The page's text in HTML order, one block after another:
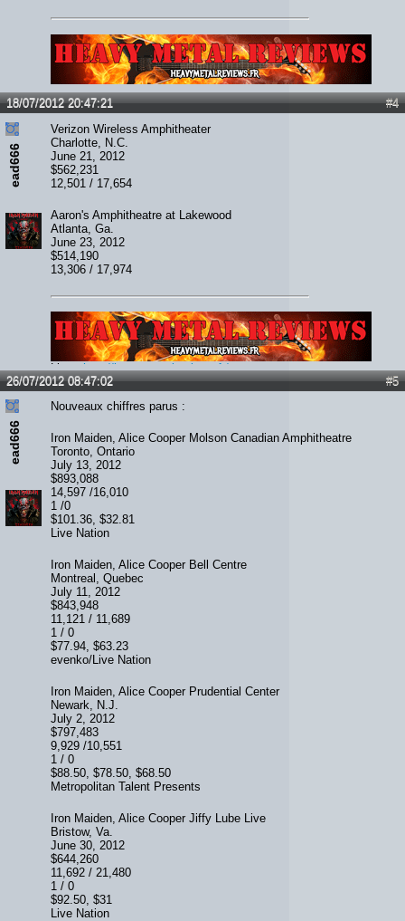
Lien :http://heavymetalreviews.fr/
#4
18/07/2012 20:47:21
ead666
Verizon Wireless Amphitheater
Charlotte, N.C.
June 21, 2012
$562,231
12,501 / 17,654
Aaron's Amphitheatre at Lakewood
Atlanta, Ga.
June 23, 2012
$514,190
13,306 / 17,974
Lien :http://heavymetalreviews.fr/
#5
26/07/2012 08:47:02
ead666
Nouveaux chiffres parus :
Iron Maiden, Alice Cooper Molson Canadian Amphitheatre
Toronto, Ontario
July 13, 2012
$893,088
14,597 /16,010
1 /0
$101.36, $32.81
Live Nation
Iron Maiden, Alice Cooper Bell Centre
Montreal, Quebec
July 11, 2012
$843,948
11,121 / 11,689
1 / 0
$77.94, $63.23
evenko/Live Nation
Iron Maiden, Alice Cooper Prudential Center
Newark, N.J.
July 2, 2012
$797,483
9,929 /10,551
1 / 0
$88.50, $78.50, $68.50
Metropolitan Talent Presents
Iron Maiden, Alice Cooper Jiffy Lube Live
Bristow, Va.
June 30, 2012
$644,260
11,692 / 21,480
1 / 0
$92.50, $31
Live Nation